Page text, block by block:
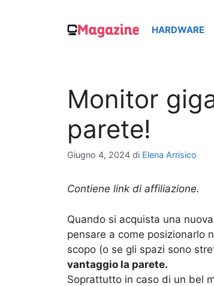
HARDWARE
Monitor
parete!
Giugno 4, 2024 di Elena Arrisico
Contiene link di affiliazione.
Quando si acquista una nuova
pensare a come posizionarlo
scopo (o se gli spazi sono
vantaggio la parete.
Soprattutto in caso di un bel